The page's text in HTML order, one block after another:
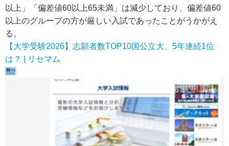
以上」「偏差値60以上65未満」は減少しており、偏差値60
以上のグループの方が厳しい入試であったことがうかがえ
る。
【大学受験2026】志願者数TOP10国公立大、5年連続1位
は？ | リセマム